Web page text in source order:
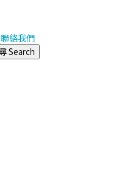
聯絡我們